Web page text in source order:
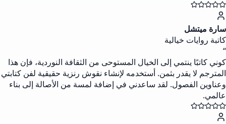
سارة ميتشل
كاتبة روايات خيالية
“
كوني كاتبًا ينتمي إلى الخيال المستوحى من الثقافة النوردية، فإن هذا
المترجم لا يقدر بثمن. أستخدمه لإنشاء نقوش رنزية حقيقية لفن كتابتي
وعناوين الفصول. لقد ساعدني في إضافة لمسة من الأصالة إلى بناء
عالمي.